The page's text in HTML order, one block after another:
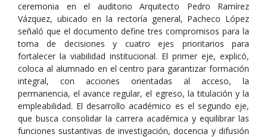
ceremonia en el auditorio Arquitecto Pedro Ramírez
Vázquez, ubicado en la rectoría general, Pacheco López
señaló que el documento define tres compromisos para la
toma de decisiones y cuatro ejes prioritarios para
fortalecer la viabilidad institucional. El primer eje, explicó,
coloca al alumnado en el centro para garantizar formación
integral, con acciones orientadas al acceso, la
permanencia, el avance regular, el egreso, la titulación y la
empleabilidad. El desarrollo académico es el segundo eje,
que busca consolidar la carrera académica y equilibrar las
funciones sustantivas de investigación, docencia y difusión